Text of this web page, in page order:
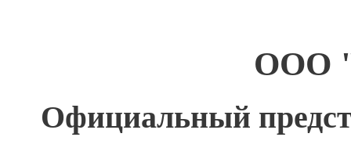
ООО
Официальный